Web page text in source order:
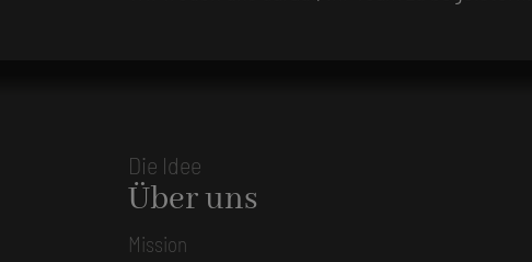
Die Idee
Über uns
Mission